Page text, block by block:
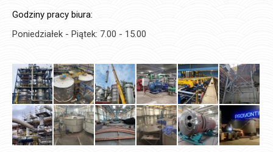
Godziny pracy biura:
Poniedziałek - Piątek: 7.00 - 15.00